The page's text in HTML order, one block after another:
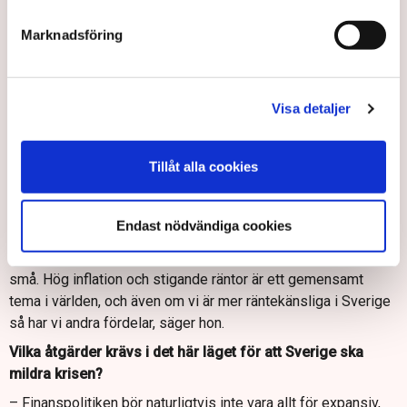
Marknadsföring
Visa detaljer
Tillåt alla cookies
Endast nödvändiga cookies
tid, men från febriga nivåer till mer normala, säger hon.
menar Alexandra Stråberg.
– Utöver grupper som är kopplade till bostadsmarknaden är
en generell påverkan på jobben, säger hon.
länder?
– Svensk ekonomi ser ut att gå något svagare än snittet i
Europa under 2023. Men förmodligen blir skillnaderna ganska
små. Hög inflation och stigande räntor är ett gemensamt
tema i världen, och även om vi är mer räntekänsliga i Sverige
så har vi andra fördelar, säger hon.
Vilka åtgärder krävs i det här läget för att Sverige ska
mildra krisen?
– Finanspolitiken bör naturligtvis inte vara allt för expansiv,